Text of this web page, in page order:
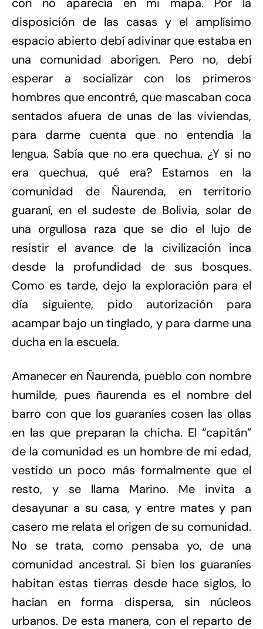
disposición de las casas y el amplísimo
espacio abierto debí adivinar que estaba en
una comunidad aborigen. Pero no, debí
esperar a socializar con los primeros
hombres que encontré, que mascaban coca
sentados afuera de unas de las viviendas,
para darme cuenta que no entendía la
lengua. Sabía que no era quechua. ¿Y si no
era quechua, qué era? Estamos en la
comunidad de Ñaurenda, en territorio
guaraní, en el sudeste de Bolivia, solar de
una orgullosa raza que se dio el lujo de
resistir el avance de la civilización inca
desde la profundidad de sus bosques.
Como es tarde, dejo la exploración para el
día siguiente, pido autorización para
acampar bajo un tinglado, y para darme una
ducha en la escuela.
Amanecer en Ñaurenda, pueblo con nombre
humilde, pues ñaurenda es el nombre del
barro con que los guaraníes cosen las ollas
en las que preparan la chicha. El “capitán”
de la comunidad es un hombre de mi edad,
vestido un poco más formalmente que el
resto, y se llama Marino. Me invita a
desayunar a su casa, y entre mates y pan
casero me relata el origen de su comunidad.
No se trata, como pensaba yo, de una
comunidad ancestral. Si bien los guaraníes
habitan estas tierras desde hace siglos, lo
hacían en forma dispersa, sin núcleos
urbanos. De esta manera, con el reparto de